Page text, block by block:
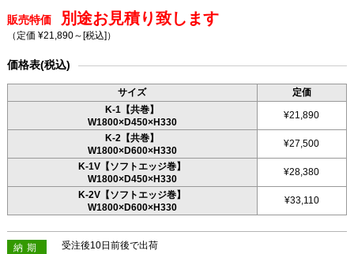
販売特価 別途お見積り致します
（定価 ¥21,890～ [税込] ）
価格表(税込)
サイズ
定価
K-1【共巻】
W1800×D450×H330
¥21,890
K-2【共巻】
W1800×D600×H330
¥27,500
K-1V【ソフトエッジ巻】
W1800×D450×H330
¥28,380
K-2V【ソフトエッジ巻】
W1800×D600×H330
¥33,110
納期
受注後10日前後で出荷